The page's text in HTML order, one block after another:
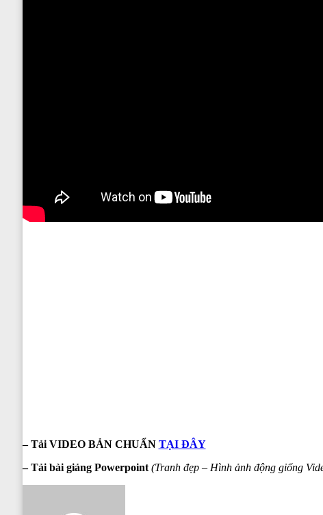
– Tải VIDEO BẢN CHUẨN TẠI ĐÂY
– Tải bài giảng Powerpoint (Tranh đẹp – Hình ảnh động giống